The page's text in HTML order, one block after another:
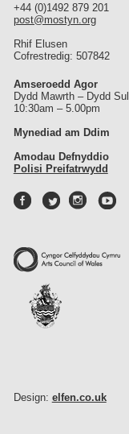
+44 (0)1492 879 201
post@mostyn.org
Rhif Elusen
Cofrestredig: 507842
Amseroedd Agor
Dydd Mawrth – Dydd Sul
10:30am – 5.00pm
Mynediad am Ddim
Amodau Defnyddio
Polisi Preifatrwydd
Design: elfen.co.uk